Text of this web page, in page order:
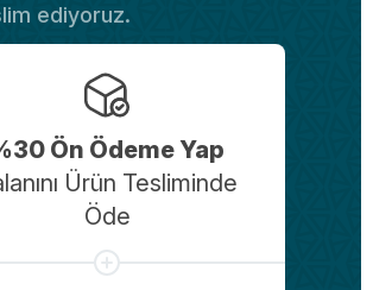
ediyoruz.
Ön Ödeme Yap
Ürün Tesliminde
Öde